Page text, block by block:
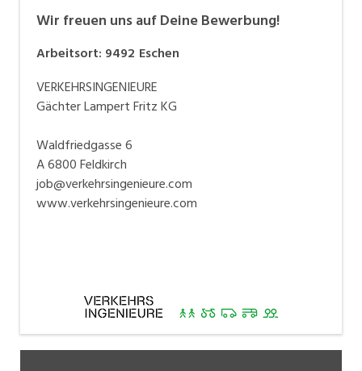
Wir freuen uns auf Deine Bewerbung!
Arbeitsort: 9492 Eschen
VERKEHRSINGENIEURE
Gächter Lampert Fritz KG
Waldfriedgasse 6
A 6800 Feldkirch
job@verkehrsingenieure.com
www.verkehrsingenieure.com